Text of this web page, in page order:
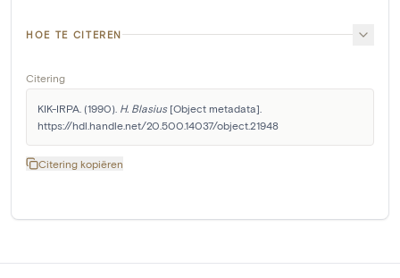
HOE TE CITEREN
Citering
KIK-IRPA. (1990). H. Blasius [Object metadata].
https://hdl.handle.net/20.500.14037/object.21948
Citering kopiëren